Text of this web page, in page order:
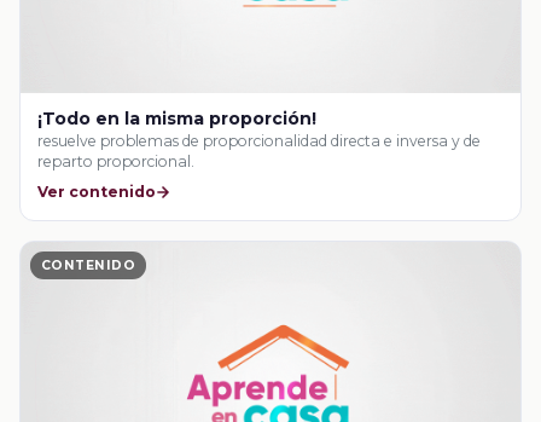
¡Todo en la misma proporción!
resuelve problemas de proporcionalidad directa e inversa y de
reparto proporcional.
Ver contenido
CONTENIDO